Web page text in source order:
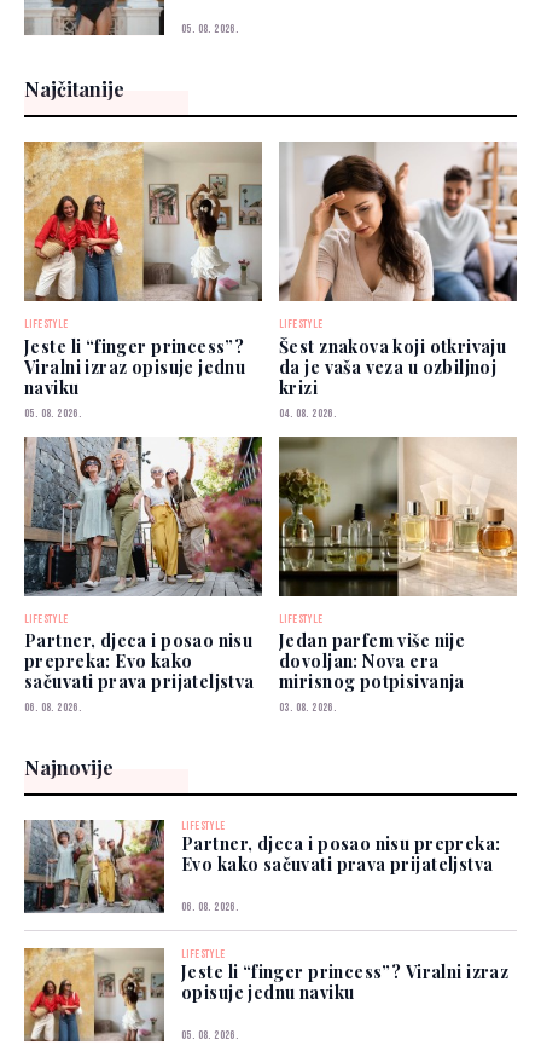
05. 08. 2026.
Najčitanije
LIFESTYLE
Jeste li “finger princess”?
Viralni izraz opisuje jednu
naviku
05. 08. 2026.
LIFESTYLE
Šest znakova koji otkrivaju
da je vaša veza u ozbiljnoj
krizi
04. 08. 2026.
LIFESTYLE
Partner, djeca i posao nisu
prepreka: Evo kako
sačuvati prava prijateljstva
06. 08. 2026.
LIFESTYLE
Jedan parfem više nije
dovoljan: Nova era
mirisnog potpisivanja
03. 08. 2026.
Najnovije
LIFESTYLE
Partner, djeca i posao nisu prepreka:
Evo kako sačuvati prava prijateljstva
06. 08. 2026.
LIFESTYLE
Jeste li “finger princess”? Viralni izraz
opisuje jednu naviku
05. 08. 2026.